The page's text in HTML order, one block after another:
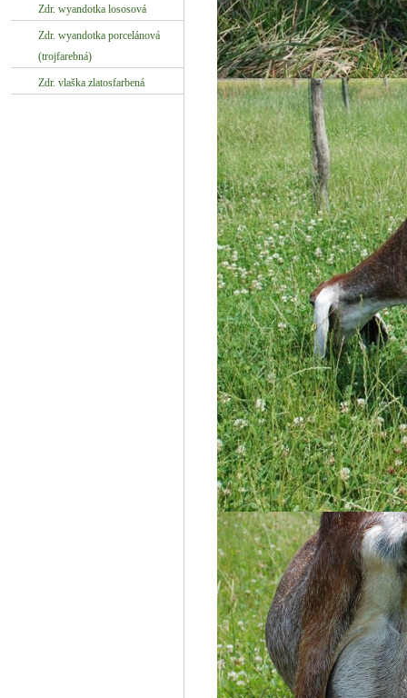
Zdr. wyandotka lososová
Zdr. wyandotka porcelánová
(trojfarebná)
Zdr. vlaška zlatosfarbená